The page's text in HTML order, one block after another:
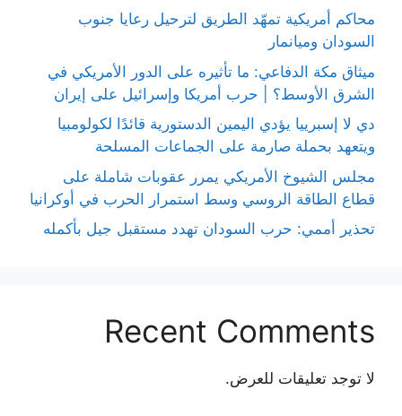
محاكم أمريكية تمهّد الطريق لترحيل رعايا جنوب
السودان وميانمار
ميثاق مكة الدفاعي: ما تأثيره على الدور الأمريكي في
الشرق الأوسط؟ | حرب أمريكا وإسرائيل على إيران
دي لا إسبرييا يؤدي اليمين الدستورية قائدًا لكولومبيا
ويتعهد بحملة صارمة على الجماعات المسلحة
مجلس الشيوخ الأمريكي يمرر عقوبات شاملة على
قطاع الطاقة الروسي وسط استمرار الحرب في أوكرانيا
تحذير أممي: حرب السودان تهدد مستقبل جيل بأكمله
Recent Comments
لا توجد تعليقات للعرض.